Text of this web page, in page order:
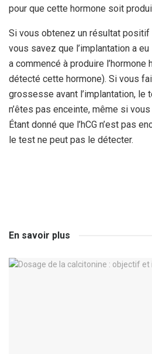
pour que cette hormone soit
Si vous obtenez un résultat
vous savez que l’implantation a
a commencé à produire l’hormone
détecté cette hormone). Si vous
grossesse avant l’implantation, le
n’êtes pas enceinte, même si
Étant donné que l’hCG n’est pas
le test ne peut pas le détecter.
En savoir plus